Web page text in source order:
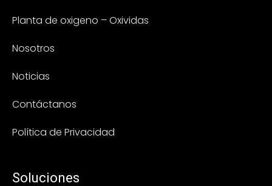
Planta de oxigeno – Oxividas
Nosotros
Noticias
Contáctanos
Política de Privacidad
Soluciones